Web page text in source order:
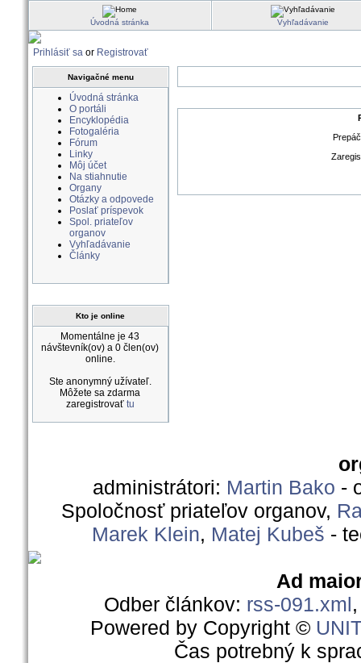
Úvodná stránka Vyhľadávanie
Prihlásiť saor Registrovať
Navigačné menu
Úvodná stránka
O portáli
Encyklopédia
Fotogaléria
Fórum
Linky
Môj účet
Na stiahnutie
Organy
Otázky a odpovede
Poslať príspevok
Spol. priateľov
organov
Vyhľadávanie
Články
Kto je online
Momentálne je 43
návštevník(ov) a 0 člen(ov)
online.
Ste anonymný užívateľ.
Môžete sa zdarma
zaregistrovať tu
administrátori: Martin Bako -
Spoločnosť priateľov organov,
Marek Klein, Matej Kubeš -
Ad
Odber článkov: rss-091.xml
Powered by Copyright ©
Čas potrebný k